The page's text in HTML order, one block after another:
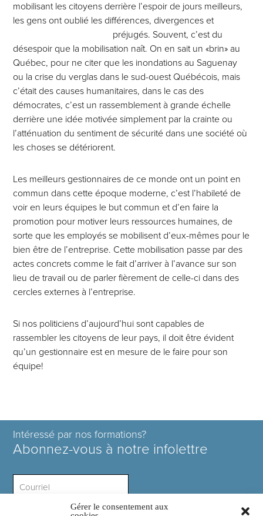
Gérer le consentement aux
mobilisant les citoyens derrière l’espoir de jours meilleurs,
les gens ont oublié les différences, divergences et
préjugés. Souvent, c’est du
désespoir que la mobilisation naît. On en sait un «brin» au
Québec, pour ne citer que les inondations au Saguenay
ou la crise du verglas dans le sud-ouest Québécois, mais
c’était des causes humanitaires, dans le cas des
démocrates, c’est un rassemblement à grande échelle
derrière une idée motivée simplement par la crainte ou
l’atténuation du sentiment de sécurité dans une société où
les choses se détériorent.
Les meilleurs gestionnaires de ce monde ont un point en
commun dans cette époque moderne, c’est l’habileté de
voir en leurs équipes le but commun et d’en faire la
promotion pour motiver leurs ressources humaines, de
sorte que les employés se mobilisent d’eux-mêmes pour le
bien être de l’entreprise. Cette mobilisation passe par des
actes concrets comme le fait d’arriver à l’avance sur son
lieu de travail ou de parler fièrement de celle-ci dans des
cercles externes à l’entreprise.
Si nos politiciens d’aujourd’hui sont capables de
rassembler les citoyens de leur pays, il doit être évident
qu’un gestionnaire est en mesure de le faire pour son
équipe!
Intéressé par nos formations?
Abonnez-vous à notre infolettre